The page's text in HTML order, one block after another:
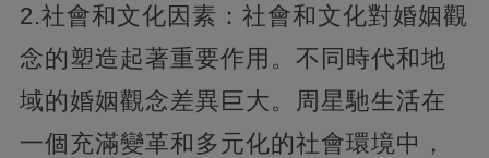
2.社會和文化因素：社會和文化對婚姻觀
念的塑造起著重要作用。不同時代和地
域的婚姻觀念差異巨大。周星馳生活在
一個充滿變革和多元化的社會環境中，